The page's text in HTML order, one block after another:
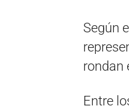
Según
rondan
Entre